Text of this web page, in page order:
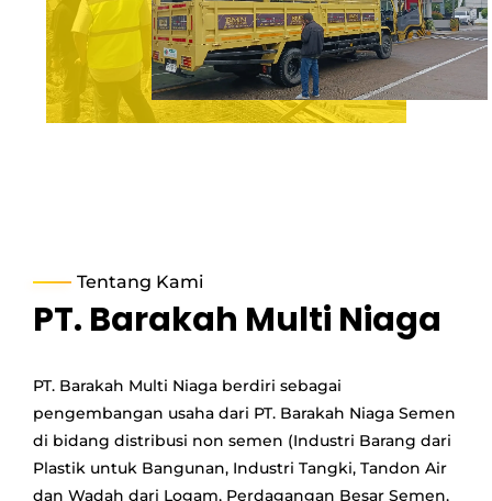
Tentang Kami
PT. Barakah Multi Niaga
PT. Barakah Multi Niaga berdiri sebagai
pengembangan usaha dari PT. Barakah Niaga Semen
di bidang distribusi non semen (Industri Barang dari
Plastik untuk Bangunan, Industri Tangki, Tandon Air
dan Wadah dari Logam, Perdagangan Besar Semen,